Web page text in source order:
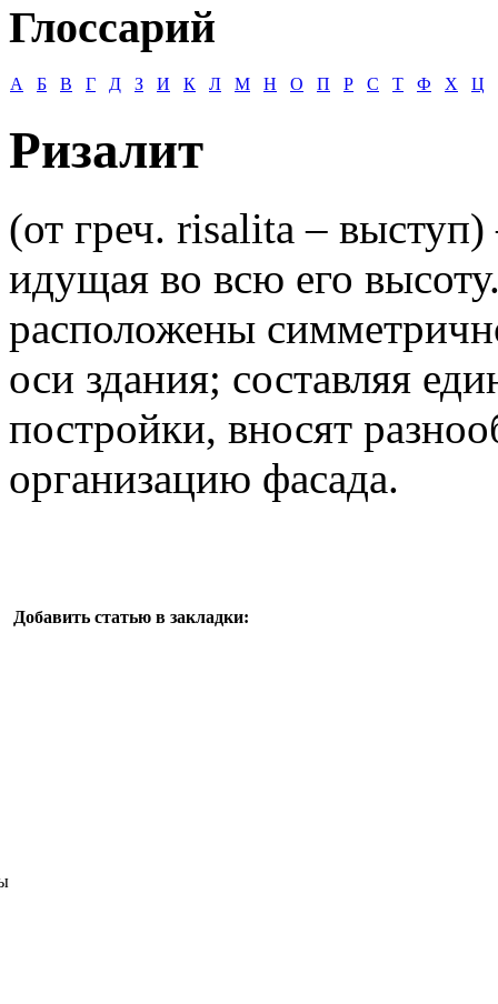
Глоссарий
А Б В Г Д З И К Л М Н О П Р С Т Ф Х Ц
Ризалит
(от греч. risalita –
идущая во всю его
расположены
оси здания; составляя
постройки, вносят
организацию фасада.
Добавить статью в закладки: